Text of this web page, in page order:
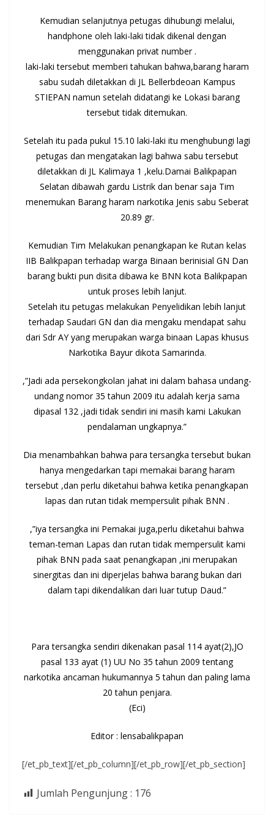
Kemudian selanjutnya petugas dihubungi melalui,
handphone oleh laki-laki tidak dikenal dengan
menggunakan privat number .
laki-laki tersebut memberi tahukan bahwa,barang haram
sabu sudah diletakkan di JL Bellerbdeoan Kampus
STIEPAN namun setelah didatangi ke Lokasi barang
tersebut tidak ditemukan.
Setelah itu pada pukul 15.10 laki-laki itu menghubungi lagi
petugas dan mengatakan lagi bahwa sabu tersebut
diletakkan di JL Kalimaya 1 ,kelu.Damai Balikpapan
Selatan dibawah gardu Listrik dan benar saja Tim
menemukan Barang haram narkotika Jenis sabu Seberat
20.89 gr.
Kemudian Tim Melakukan penangkapan ke Rutan kelas
IIB Balikpapan terhadap warga Binaan berinisial GN Dan
barang bukti pun disita dibawa ke BNN kota Balikpapan
untuk proses lebih lanjut.
Setelah itu petugas melakukan Penyelidikan lebih lanjut
terhadap Saudari GN dan dia mengaku mendapat sahu
dari Sdr AY yang merupakan warga binaan Lapas khusus
Narkotika Bayur dikota Samarinda.
,”Jadi ada persekongkolan jahat ini dalam bahasa undang-
undang nomor 35 tahun 2009 itu adalah kerja sama
dipasal 132 ,jadi tidak sendiri ini masih kami Lakukan
pendalaman ungkapnya.”
Dia menambahkan bahwa para tersangka tersebut bukan
hanya mengedarkan tapi memakai barang haram
tersebut ,dan perlu diketahui bahwa ketika penangkapan
lapas dan rutan tidak mempersulit pihak BNN .
,”iya tersangka ini Pemakai juga,perlu diketahui bahwa
teman-teman Lapas dan rutan tidak mempersulit kami
pihak BNN pada saat penangkapan ,ini merupakan
sinergitas dan ini diperjelas bahwa barang bukan dari
dalam tapi dikendalikan dari luar tutup Daud.”
Para tersangka sendiri dikenakan pasal 114 ayat(2),JO
pasal 133 ayat (1) UU No 35 tahun 2009 tentang
narkotika ancaman hukumannya 5 tahun dan paling lama
20 tahun penjara.
(Eci)
Editor : lensabalikpapan
[/et_pb_text][/et_pb_column][/et_pb_row][/et_pb_section]
Jumlah Pengunjung : 176